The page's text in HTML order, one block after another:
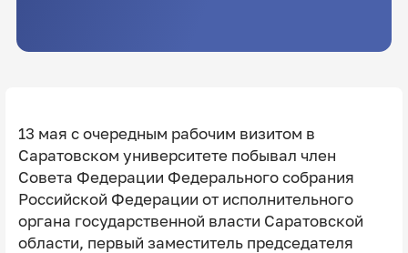
13 мая с очередным рабочим визитом в
Саратовском университете побывал член
Совета Федерации Федерального собрания
Российской Федерации от исполнительного
органа государственной власти Саратовской
области, первый заместитель председателя